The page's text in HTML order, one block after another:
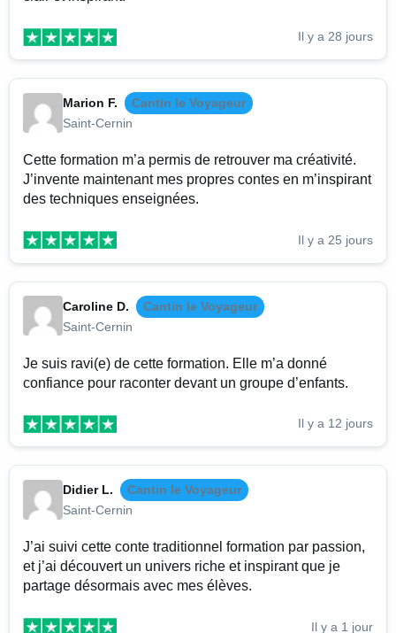
Il y a 28 jours
Marion F.
Cantin le Voyageur
Saint-Cernin
Cette formation m’a permis de retrouver ma créativité.
J’invente maintenant mes propres contes en m’inspirant
des techniques enseignées.
Il y a 25 jours
Caroline D.
Cantin le Voyageur
Saint-Cernin
Je suis ravi(e) de cette formation. Elle m’a donné
confiance pour raconter devant un groupe d’enfants.
Il y a 12 jours
Didier L.
Cantin le Voyageur
Saint-Cernin
J’ai suivi cette conte traditionnel formation par passion,
et j’ai découvert un univers riche et inspirant que je
partage désormais avec mes élèves.
Il y a 1 jour